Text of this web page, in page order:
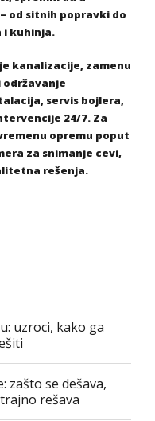
od sitnih popravki do
kuhinja.
kanalizacije, zamenu
servis bojlera,
24/7. Za
opremu poput
za snimanje cevi,
rešenja.
uzroci, kako ga
zašto se dešava,
rešava